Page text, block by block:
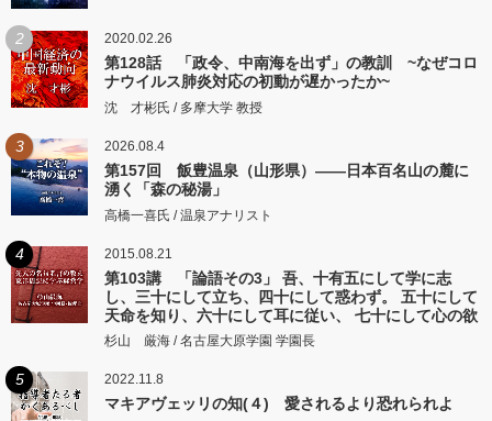
2 2020.02.26
第128話 「政令、中南海を出ず」の教訓 ~なぜコロ
ナウイルス肺炎対応の初動が遅かったか~
沈 才彬氏 / 多摩大学 教授
3 2026.08.4
第157回 飯豊温泉（山形県）――日本百名山の麓に
湧く「森の秘湯」
高橋一喜氏 / 温泉アナリスト
4 2015.08.21
第103講 「論語その3」 吾、十有五にして学に志
し、三十にして立ち、四十にして惑わず。 五十にして
天命を知り、六十にして耳に従い、 七十にして心の欲
するところに従いて矩をこえず。
杉山 厳海 / 名古屋大原学園 学園長
5 2022.11.8
マキアヴェッリの知(４) 愛されるより恐れられよ